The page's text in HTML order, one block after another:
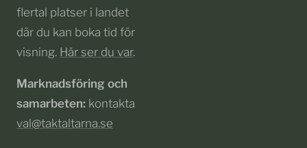
flertal platser i landet
där du kan boka tid för
visning. Här ser du var.
Marknadsföring och
samarbeten: kontakta
val@taktaltarna.se